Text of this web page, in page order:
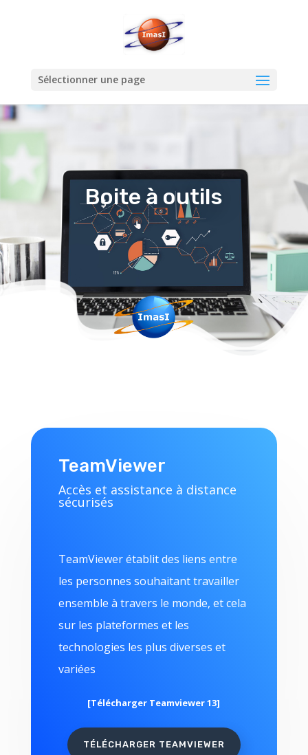
Sélectionner une page
Boite à outils
TeamViewer
Accès et assistance à distance
sécurisés
TeamViewer établit des liens entre
les personnes souhaitant travailler
ensemble à travers le monde, et cela
sur les plateformes et les
technologies les plus diverses et
variées
[Télécharger Teamviewer 13]
TÉLÉCHARGER TEAMVIEWER